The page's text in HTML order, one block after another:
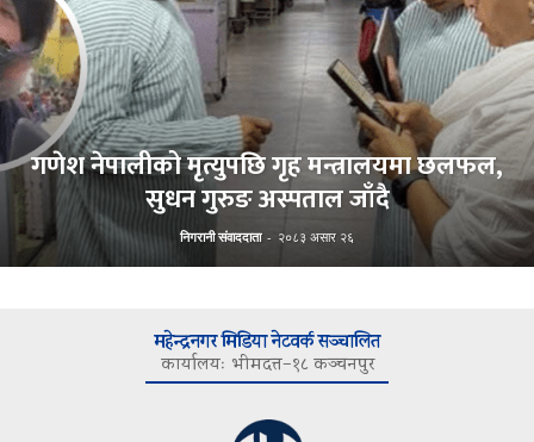
गणेश नेपालीको मृत्युपछि गृह मन्त्रालयमा छलफल,
सुधन गुरुङ अस्पताल जाँदै
निगरानी संवाददाता - २०८३ असार २६
महेन्द्रनगर मिडिया नेटवर्क सञ्चालित
कार्यालयः भीमदत्त–१८ कञ्चनपुर